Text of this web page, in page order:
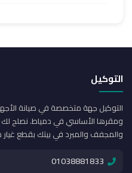
التوكيل
التوكيل جهة متخصصة في صيانة
ومقرها الأساسي في دمياط. نصلح لك
والمجفف والمبرد في بيتك بقطع
01038881833